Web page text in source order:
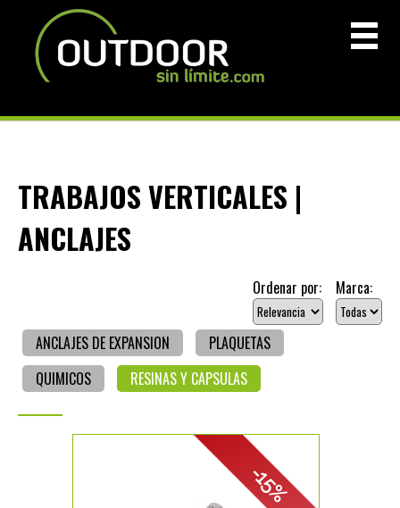
TRABAJOS VERTICALES |
ANCLAJES
Ordenar por: Marca:
ANCLAJES DE EXPANSION
PLAQUETAS
QUIMICOS
RESINAS Y CAPSULAS
-15%